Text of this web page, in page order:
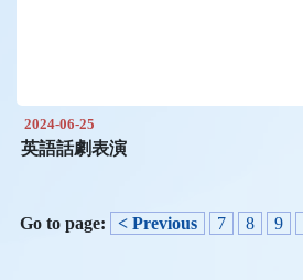
2024-06-25
英語話劇表演
Go to page: < Previous 7 8 9